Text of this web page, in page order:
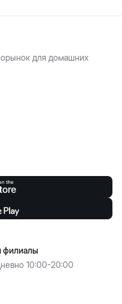
для домашних
филиалы
10:00-20:00